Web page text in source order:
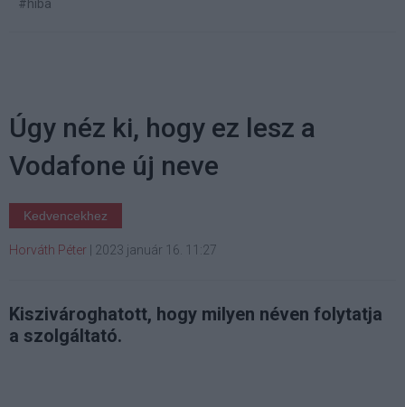
#hiba
Úgy néz ki, hogy ez lesz a
Vodafone új neve
Kedvencekhez
Horváth Péter | 2023 január 16. 11:27
Kiszivároghatott, hogy milyen néven folytatja
a szolgáltató.